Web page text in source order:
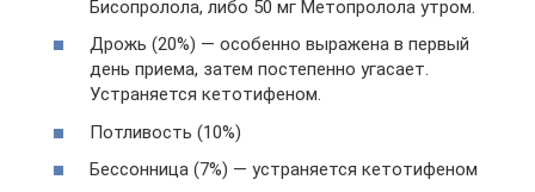
Бисопролола, либо 50 мг Метопролола утром.
Дрожь (20%) — особенно выражена в первый
день приема, затем постепенно угасает.
Устраняется кетотифеном.
Потливость (10%)
Бессонница (7%) — устраняется кетотифеном